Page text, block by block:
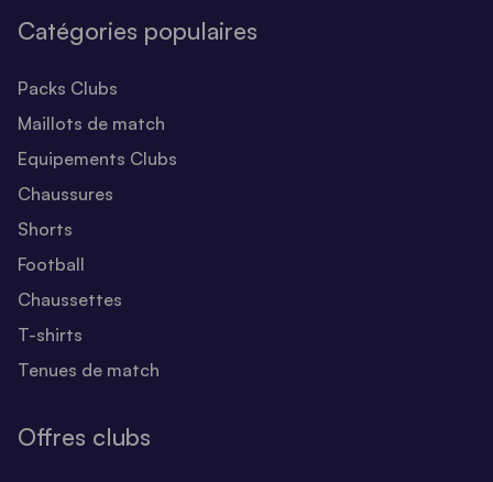
Catégories populaires
Packs Clubs
Maillots de match
Equipements Clubs
Chaussures
Shorts
Football
Chaussettes
T-shirts
Tenues de match
Offres clubs